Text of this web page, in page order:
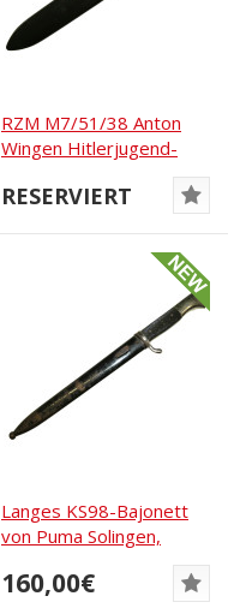
RZM M7/51/38 Anton
Wingen Hitlerjugend-
RESERVIERT
Langes KS98-Bajonett
von Puma Solingen,
160,00€